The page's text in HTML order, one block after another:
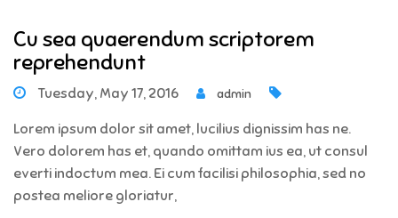
Cu sea quaerendum scriptorem
reprehendunt
Tuesday, May 17, 2016 admin
Lorem ipsum dolor sit amet, lucilius dignissim has ne.
Vero dolorem has et, quando omittam ius ea, ut consul
everti indoctum mea. Ei cum facilisi philosophia, sed no
postea meliore gloriatur,